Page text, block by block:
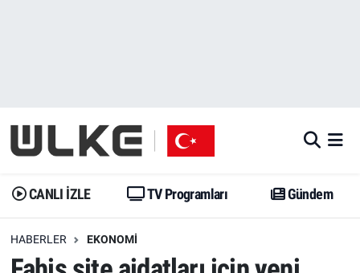
CANLI İZLE TV Programları Gündem
HABERLER EKONOMI
Gündem
Dünya
Erişim Bilgileri
Gündem
Trend
Erişim Bilgileri
İstanbul Namaz Vakitleri
Trafik Durumu
Erişim Bilgileri